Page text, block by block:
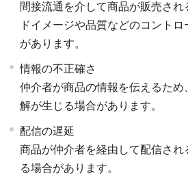
間接流通を介して商品が販売さ
ドイメージや品質などのコント
があります。
情報の不正確さ
仲介者が商品の情報を伝えるため
解が生じる場合があります。
配信の遅延
商品が仲介者を経由して配信さ
る場合があります。